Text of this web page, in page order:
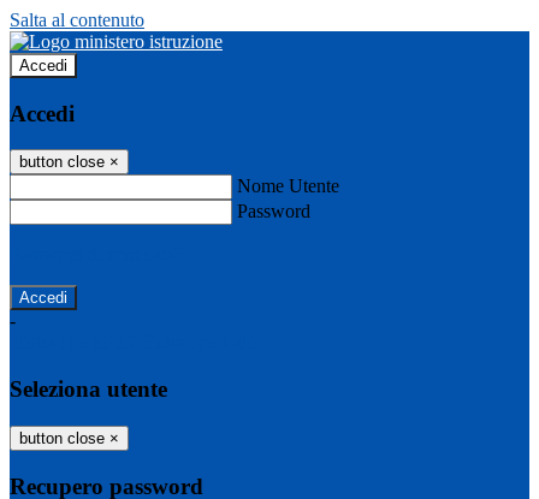
Salta al contenuto
Accedi
Accedi
button close ×
Nome Utente
Password
-
Seleziona utente
button close ×
Recupero password